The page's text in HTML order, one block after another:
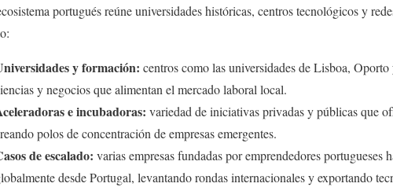
portugués reúne universidades históricas, centros tecnológicos y
y formación: centros como las universidades de Lisboa,
y negocios que alimentan el mercado laboral local.
e incubadoras: variedad de iniciativas privadas y públicas que
polos de concentración de empresas emergentes.
de escalado: varias empresas fundadas por emprendedores portugueses
desde Portugal, levantando rondas internacionales y exportando